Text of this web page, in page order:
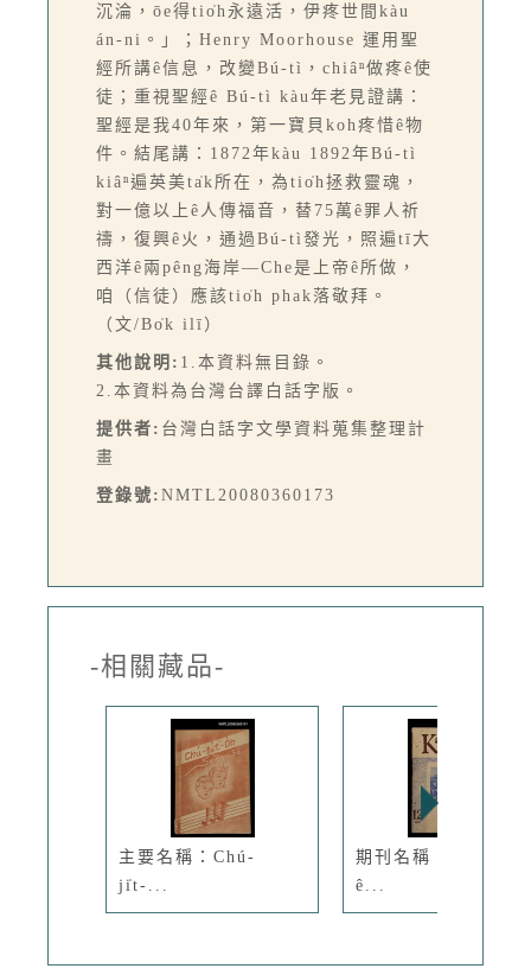
沉淪，ōe得tio̍h永遠活，伊疼世間kàu
án-ni。」；Henry Moorhouse 運用聖
經所講ê信息，改變Bú-tì，chiâⁿ做疼ê使
徒；重視聖經ê Bú-tì kàu年老見證講：
聖經是我40年來，第一寶貝koh疼惜ê物
件。結尾講：1872年kàu 1892年Bú-tì
kiâⁿ遍英美ta̍k所在，為tio̍h拯救靈魂，
對一億以上ê人傳福音，替75萬ê罪人祈
禱，復興ê火，通過Bú-tì發光，照遍tī大
西洋ê兩pêng海岸—Che是上帝ê所做，
咱（信徒）應該tio̍h phak落敬拜。
（文/Bo̍k ilī）
其他說明: 1.本資料無目錄。
2.本資料為台灣台譯白話字版。
提供者: 台灣白話字文學資料蒐集整理計
畫
登錄號: NMTL20080360173
-相關藏品-
主要名稱：Chú-
ji̍t-...
期刊名稱：Ka-têng
ê...